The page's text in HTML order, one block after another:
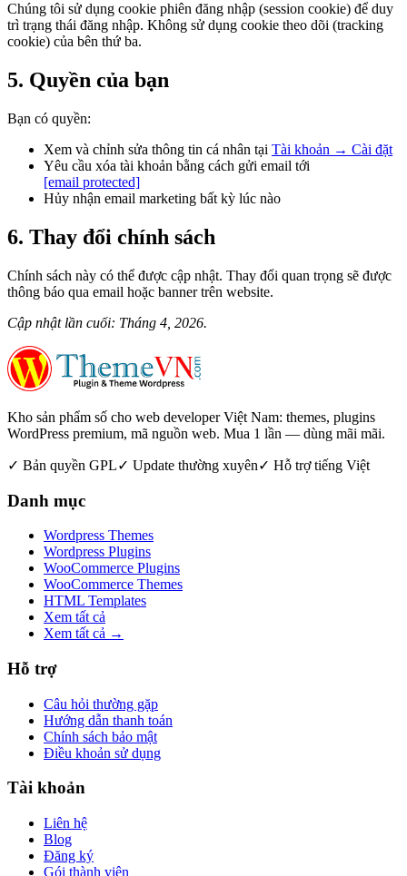
Chúng tôi sử dụng cookie phiên đăng nhập (session cookie) để duy
trì trạng thái đăng nhập. Không sử dụng cookie theo dõi (tracking
cookie) của bên thứ ba.
5. Quyền của bạn
Bạn có quyền:
Xem và chỉnh sửa thông tin cá nhân tại Tài khoản → Cài đặt
Yêu cầu xóa tài khoản bằng cách gửi email tới
[email protected]
Hủy nhận email marketing bất kỳ lúc nào
6. Thay đổi chính sách
Chính sách này có thể được cập nhật. Thay đổi quan trọng sẽ được
thông báo qua email hoặc banner trên website.
Cập nhật lần cuối: Tháng 4, 2026.
Kho sản phẩm số cho web developer Việt Nam: themes, plugins
WordPress premium, mã nguồn web. Mua 1 lần — dùng mãi mãi.
✓ Bản quyền GPL✓ Update thường xuyên✓ Hỗ trợ tiếng Việt
Danh mục
Wordpress Themes
Wordpress Plugins
WooCommerce Plugins
WooCommerce Themes
HTML Templates
Xem tất cả
Xem tất cả →
Hỗ trợ
Câu hỏi thường gặp
Hướng dẫn thanh toán
Chính sách bảo mật
Điều khoản sử dụng
Tài khoản
Liên hệ
Blog
Đăng ký
Gói thành viên